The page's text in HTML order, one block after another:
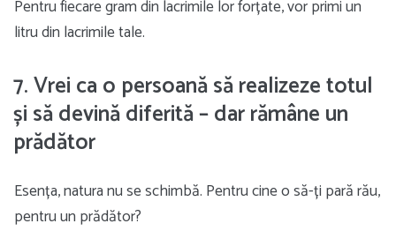
Pentru fiecare gram din lacrimile lor forțate, vor primi un
litru din lacrimile tale.
7. Vrei ca o persoană să realizeze totul
și să devină diferită – dar rămâne un
prădător
Esența, natura nu se schimbă. Pentru cine o să-ți pară rău,
pentru un prădător?